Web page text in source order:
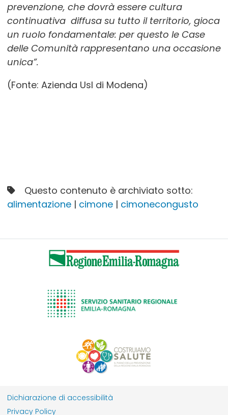
prevenzione, che dovrà essere cultura
continuativa diffusa su tutto il territorio, gioca
un ruolo fondamentale: per questo le Case
delle Comunità rappresentano una occasione
unica”.
(Fonte: Azienda Usl di Modena)
Questo contenuto è archiviato sotto:
alimentazione| cimone| cimonecongusto
Dichiarazione di accessibilità
Privacy Policy